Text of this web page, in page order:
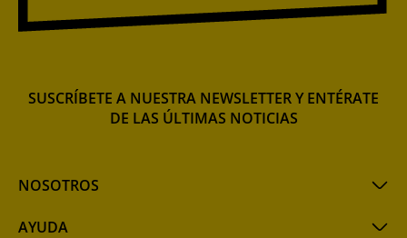
NOSOTROS
AYUDA
SUSCRÍBETE A NUESTRA NEWSLETTER Y ENTÉRATE
DE LAS ÚLTIMAS NOTICIAS